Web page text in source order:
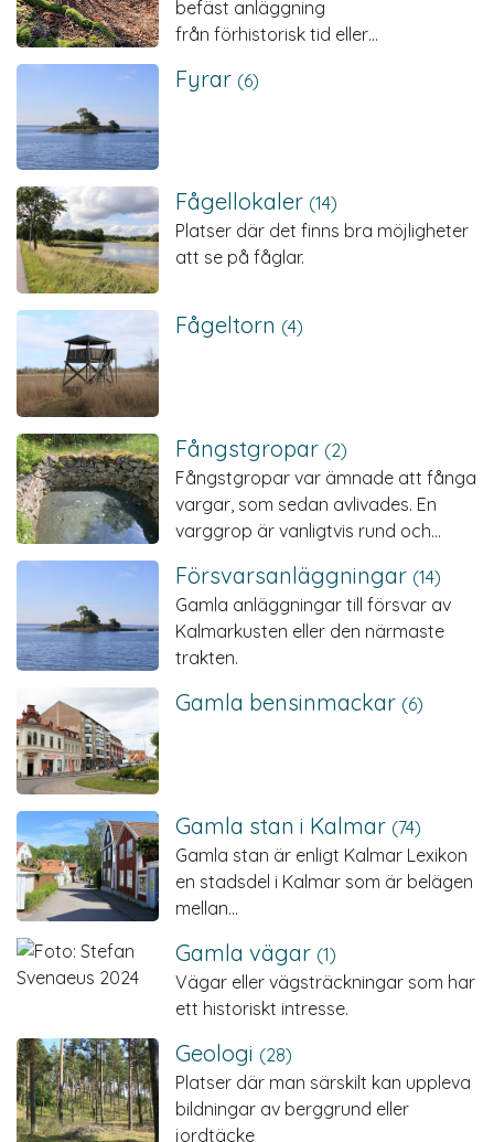
befäst anläggning
från förhistorisk tid eller…
Fyrar (6)
Fågellokaler (14)
Platser där det finns bra möjligheter
att se på fåglar.
Fågeltorn (4)
Fångstgropar (2)
Fångstgropar var ämnade att fånga
vargar, som sedan avlivades. En
varggrop är vanligtvis rund och…
Försvars­anläggningar (14)
Gamla anläggningar till försvar av
Kalmarkusten eller den närmaste
trakten.
Gamla bensinmackar (6)
Gamla stan i Kalmar (74)
Gamla stan är enligt Kalmar Lexikon
en stadsdel i Kalmar som är belägen
mellan…
Gamla vägar (1)
Vägar eller vägsträckningar som har
ett historiskt intresse.
Geologi (28)
Platser där man särskilt kan uppleva
bildningar av berggrund eller
jordtäcke